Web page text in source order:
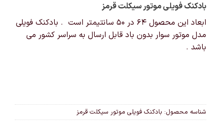
بادکنک فویلی موتور سیکلت قرمز
ابعاد این محصول 64 در 50 سانتیمتر است . بادکنک فویلی
مدل موتور سوار بدون باد قابل ارسال به سراسر کشور می
باشد .
شناسه محصول: بادکنک فویلی موتور سیکلت قرمز